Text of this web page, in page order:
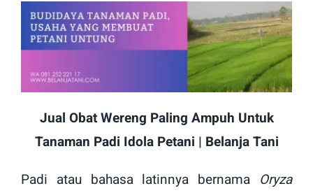
Jual Obat Wereng Paling Ampuh Untuk
Tanaman Padi Idola Petani | Belanja Tani
Padi atau bahasa latinnya bernama Oryza